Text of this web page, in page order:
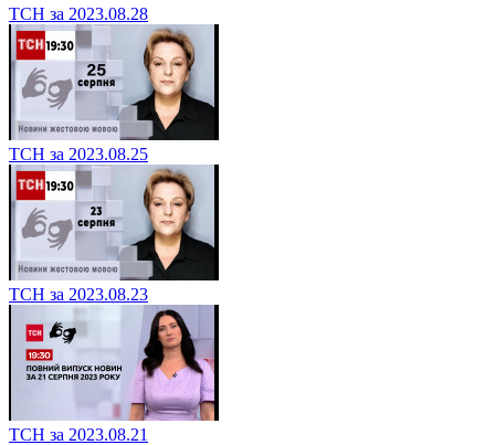
ТСН за 2023.08.28
ТСН за 2023.08.25
ТСН за 2023.08.23
ТСН за 2023.08.21